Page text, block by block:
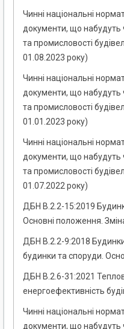
Чинні національні
документи, що набудуть
та промисловості
01.08.2023 року)
Чинні національні
документи, що набудуть
та промисловості
01.01.2023 року)
Чинні національні
документи, що набудуть
та промисловості
01.07.2022 року)
ДБН В.2.2-15:2019
Основні положення.
ДБН В.2.2-9:2018 Будинки
будинки та споруди.
ДБН В.2.6-31:2021
енергоефективність
Чинні національні
документи, що набудуть